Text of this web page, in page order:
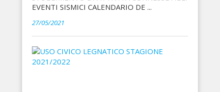
EVENTI SISMICI CALENDARIO DE ...
27/05/2021